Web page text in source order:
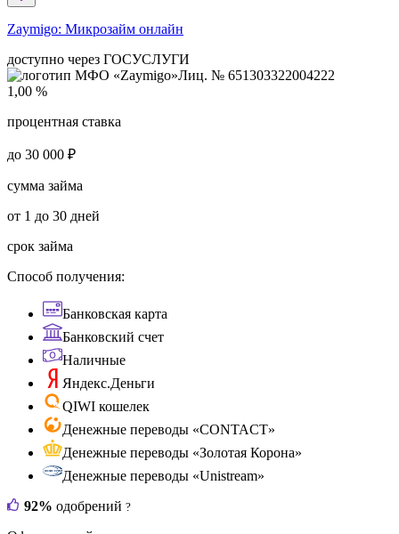
Zaymigo: Микрозайм онлайн
доступно через ГОСУСЛУГИ
Лиц. № 651303322004222
1,00 %
процентная ставка
до 30 000 ₽
сумма займа
от 1 до 30 дней
срок займа
Способ получения:
Банковская карта
Банковский счет
Наличные
Яндекс.Деньги
QIWI кошелек
Денежные переводы «CONTACT»
Денежные переводы «Золотая Корона»
Денежные переводы «Unistream»
92% одобрений ?